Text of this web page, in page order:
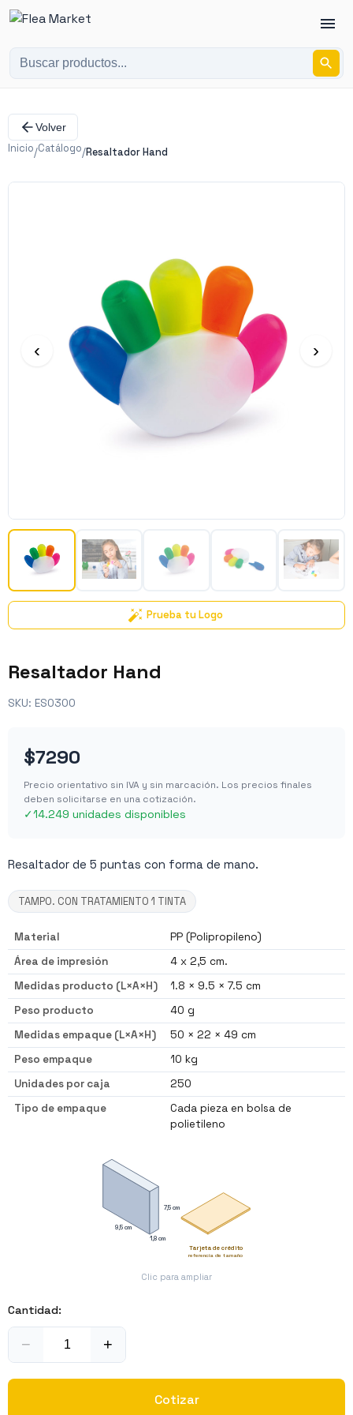
Volver
Inicio/Catálogo/Resaltador Hand
‹ ›
Prueba tu Logo
Resaltador Hand
SKU: ES0300
$7290
Precio orientativo sin IVA y sin marcación. Los precios finales
deben solicitarse en una cotización.
✓14.249 unidades disponibles
Resaltador de 5 puntas con forma de mano.
TAMPO. CON TRATAMIENTO 1 TINTA
Material
PP (Polipropileno)
Área de impresión
4 x 2,5 cm.
Medidas producto (L×A×H)
1.8 × 9.5 × 7.5 cm
Peso producto
40 g
Medidas empaque (L×A×H)
50 × 22 × 49 cm
Peso empaque
10 kg
Unidades por caja
250
Tipo de empaque
Cada pieza en bolsa de
polietileno
1,8 cm
9,5 cm
7,5 cm
Tarjeta de crédito
referencia de tamaño
Clic para ampliar
Cantidad:
− +
Cotizar